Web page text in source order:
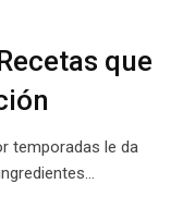
que
temporadas le da